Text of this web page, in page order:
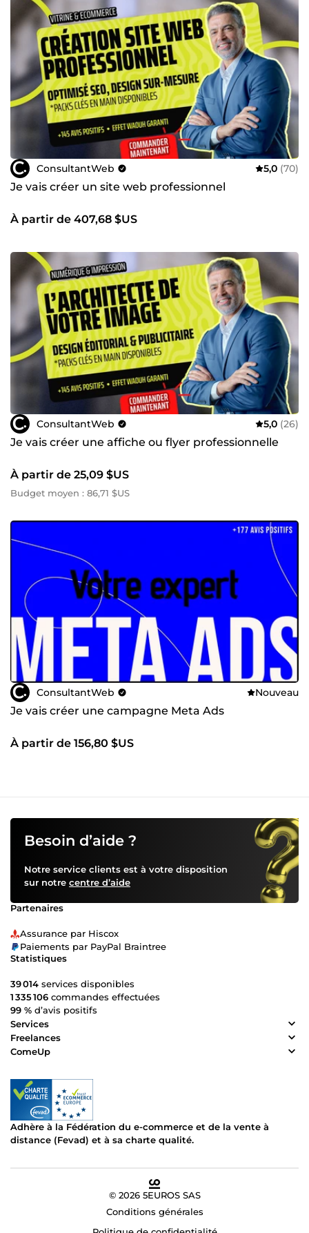
ConsultantWeb 5,0 (70)
Je vais créer un site web professionnel
À partir de 407,68 $US
ConsultantWeb 5,0 (26)
Je vais créer une affiche ou flyer professionnelle
À partir de 25,09 $US
Budget moyen : 86,71 $US
ConsultantWeb Nouveau
Je vais créer une campagne Meta Ads
À partir de 156,80 $US
Besoin d’aide ?
Notre service clients est à votre disposition
sur notre centre d’aide
Partenaires
Assurance par Hiscox
Paiements par PayPal Braintree
Statistiques
39 014 services disponibles
1 335 106 commandes effectuées
99 % d’avis positifs
Services
Freelances
ComeUp
Adhère à la Fédération du e-commerce et de la vente à
distance (Fevad) et à sa charte qualité.
© 2026 5EUROS SAS
Conditions générales